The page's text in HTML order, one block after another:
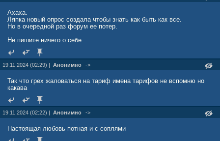
Ахаха.
Ляпка новый опрос создала чтобы знать как быть как все.
Но в очередной раз форум ее потер.
Не пишите ничего о себе.
19.11.2024 (02:29) | Анонимно ->
Так что грех жаловаться на тариф имена тарифов не вспомню но
какава
19.11.2024 (02:22) | Анонимно ->
Настоящая любовь потная и с соплями